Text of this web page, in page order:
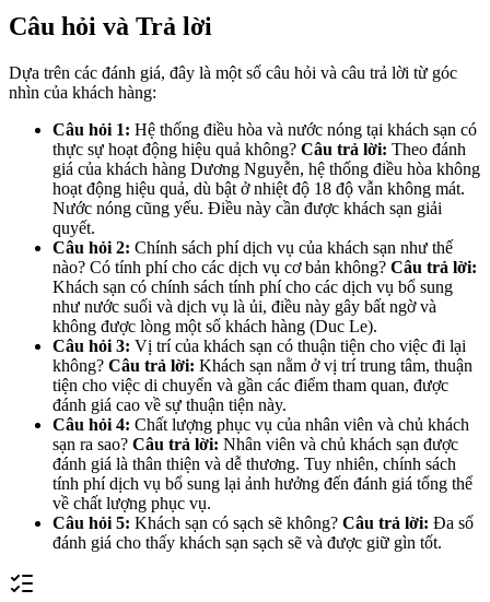
Câu hỏi và Trả lời
Dựa trên các đánh giá, đây là một số câu hỏi và câu trả lời từ góc
nhìn của khách hàng:
Câu hỏi 1: Hệ thống điều hòa và nước nóng tại khách sạn có
thực sự hoạt động hiệu quả không? Câu trả lời: Theo đánh
giá của khách hàng Dương Nguyễn, hệ thống điều hòa không
hoạt động hiệu quả, dù bật ở nhiệt độ 18 độ vẫn không mát.
Nước nóng cũng yếu. Điều này cần được khách sạn giải
quyết.
Câu hỏi 2: Chính sách phí dịch vụ của khách sạn như thế
nào? Có tính phí cho các dịch vụ cơ bản không? Câu trả lời:
Khách sạn có chính sách tính phí cho các dịch vụ bổ sung
như nước suối và dịch vụ là ủi, điều này gây bất ngờ và
không được lòng một số khách hàng (Duc Le).
Câu hỏi 3: Vị trí của khách sạn có thuận tiện cho việc đi lại
không? Câu trả lời: Khách sạn nằm ở vị trí trung tâm, thuận
tiện cho việc di chuyển và gần các điểm tham quan, được
đánh giá cao về sự thuận tiện này.
Câu hỏi 4: Chất lượng phục vụ của nhân viên và chủ khách
sạn ra sao? Câu trả lời: Nhân viên và chủ khách sạn được
đánh giá là thân thiện và dễ thương. Tuy nhiên, chính sách
tính phí dịch vụ bổ sung lại ảnh hưởng đến đánh giá tổng thể
về chất lượng phục vụ.
Câu hỏi 5: Khách sạn có sạch sẽ không? Câu trả lời: Đa số
đánh giá cho thấy khách sạn sạch sẽ và được giữ gìn tốt.